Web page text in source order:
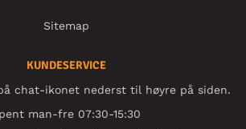
Sitemap
KUNDESERVICE
chat-ikonet nederst til høyre på siden.
man-fre 07:30-15:30